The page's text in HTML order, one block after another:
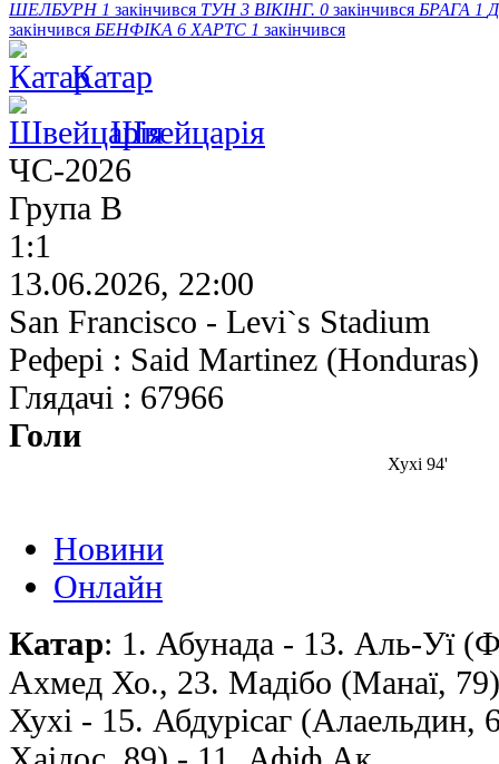
ШЕЛБУРН 1 закінчився ТУН 3 ВІКІНГ. 0 закінчився БРАГА 1
закінчився БЕНФІКА 6 ХАРТС 1 закінчився
Катар
Швейцарія
ЧС-2026
Група B
1:1
13.06.2026, 22:00
San Francisco - Levi`s Stadium
Рефері : Said Martinez (Honduras)
Глядачі : 67966
Голи
Хухi 94'
Новини
Онлайн
Катар: 1. Абунада - 13. Аль-Уї
Ахмед Хо., 23. Мадiбо (Манаї,
Хухi - 15. Абдурісаг